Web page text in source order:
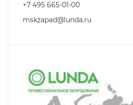
+7 495 665-01-00
mskzapad@lunda.ru